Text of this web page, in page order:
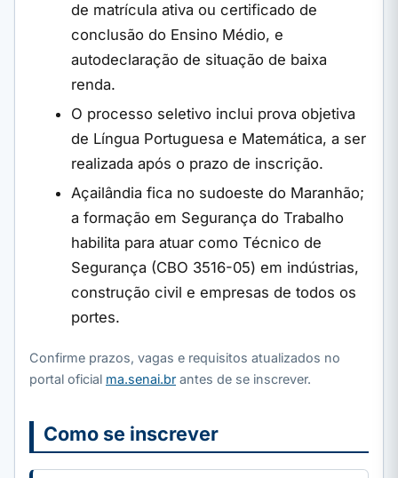
de matrícula ativa ou certificado de
conclusão do Ensino Médio, e
autodeclaração de situação de baixa
renda.
O processo seletivo inclui prova objetiva
de Língua Portuguesa e Matemática, a ser
realizada após o prazo de inscrição.
Açailândia fica no sudoeste do Maranhão;
a formação em Segurança do Trabalho
habilita para atuar como Técnico de
Segurança (CBO 3516-05) em indústrias,
construção civil e empresas de todos os
portes.
Confirme prazos, vagas e requisitos atualizados no
portal oficial ma.senai.br antes de se inscrever.
Como se inscrever